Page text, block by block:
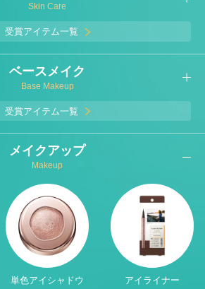
Skin Care
受賞アイテム一覧
ベースメイク
Base Makeup
受賞アイテム一覧
メイクアップ
Makeup
単色アイシャドウ アイライナー